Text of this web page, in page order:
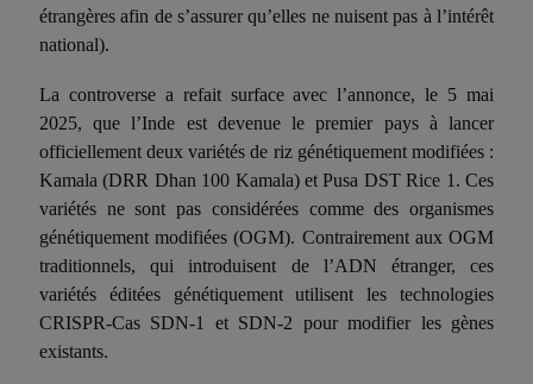
étrangères afin de s’assurer qu’elles ne nuisent pas à l’intérêt
national).
La controverse a refait surface avec l’annonce, le 5 mai
2025, que l’Inde est devenue le premier pays à lancer
officiellement deux variétés de riz génétiquement modifiées :
Kamala (DRR Dhan 100 Kamala) et Pusa DST Rice 1. Ces
variétés ne sont pas considérées comme des organismes
génétiquement modifiées (OGM). Contrairement aux OGM
traditionnels, qui introduisent de l’ADN étranger, ces
variétés éditées génétiquement utilisent les technologies
CRISPR-Cas SDN-1 et SDN-2 pour modifier les gènes
existants.